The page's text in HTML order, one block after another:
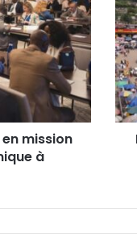
mission
à
:
la
de
fixe
le
des